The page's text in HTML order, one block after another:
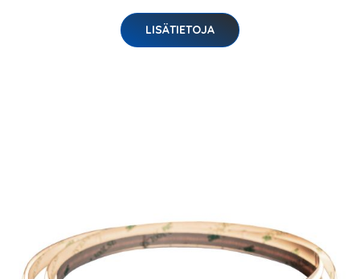
LISÄTIETOJA